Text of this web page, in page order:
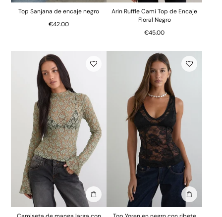
Top Sanjana de encaje negro
€42.00
Arin Ruffle Cami Top de Encaje
Floral Negro
€45.00
Añadir a la bolsa Añadir a la